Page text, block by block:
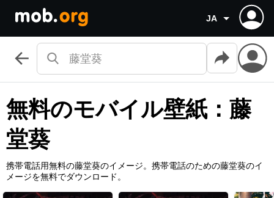
JA
無料のモバイル壁紙：藤
堂葵
携帯電話用無料の藤堂葵のイメージ。携帯電話のための藤堂葵のイ
メージを無料でダウンロード。